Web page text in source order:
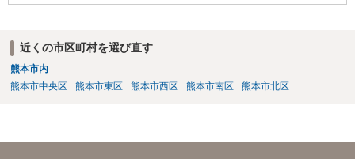
近くの市区町村を選び直す
熊本市内
熊本市中央区
熊本市東区 熊本市西区 熊本市南区 熊本市北区